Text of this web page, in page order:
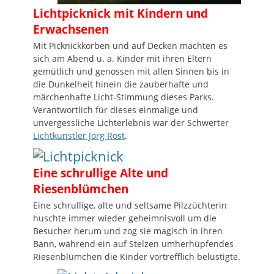
Lichtpicknick mit Kindern und
Erwachsenen
Mit Picknickkörben und auf Decken machten es
sich am Abend u. a. Kinder mit ihren Eltern
gemütlich und genossen mit allen Sinnen bis in
die Dunkelheit hinein die zauberhafte und
märchenhafte Licht-Stimmung dieses Parks.
Verantwortlich für dieses einmalige und
unvergessliche Lichterlebnis war der Schwerter
Lichtkünstler Jörg Rost.
Eine schrullige Alte und
Riesenblümchen
Eine schrullige, alte und seltsame Pilzzüchterin
huschte immer wieder geheimnisvoll um die
Besucher herum und zog sie magisch in ihren
Bann, während ein auf Stelzen umherhüpfendes
Riesenblümchen die Kinder vortrefflich belustigte.